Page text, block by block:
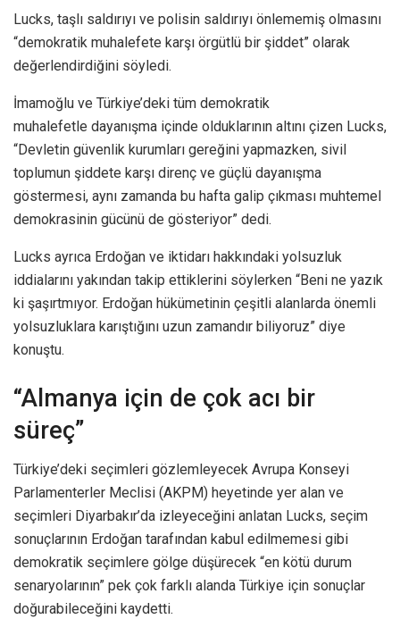
Lucks, taşlı saldırıyı ve polisin saldırıyı önlememiş olmasını
“demokratik muhalefete karşı örgütlü bir şiddet” olarak
değerlendirdiğini söyledi.
İmamoğlu ve Türkiye’deki tüm demokratik
muhalefetle dayanışma içinde olduklarının altını çizen Lucks,
“Devletin güvenlik kurumları gereğini yapmazken, sivil
toplumun şiddete karşı direnç ve güçlü dayanışma
göstermesi, aynı zamanda bu hafta galip çıkması muhtemel
demokrasinin gücünü de gösteriyor” dedi.
Lucks ayrıca Erdoğan ve iktidarı hakkındaki yolsuzluk
iddialarını yakından takip ettiklerini söylerken “Beni ne yazık
ki şaşırtmıyor. Erdoğan hükümetinin çeşitli alanlarda önemli
yolsuzluklara karıştığını uzun zamandır biliyoruz” diye
konuştu.
“Almanya için de çok acı bir
süreç”
Türkiye’deki seçimleri gözlemleyecek Avrupa Konseyi
Parlamenterler Meclisi (AKPM) heyetinde yer alan ve
seçimleri Diyarbakır’da izleyeceğini anlatan Lucks, seçim
sonuçlarının Erdoğan tarafından kabul edilmemesi gibi
demokratik seçimlere gölge düşürecek “en kötü durum
senaryolarının” pek çok farklı alanda Türkiye için sonuçlar
doğurabileceğini kaydetti.